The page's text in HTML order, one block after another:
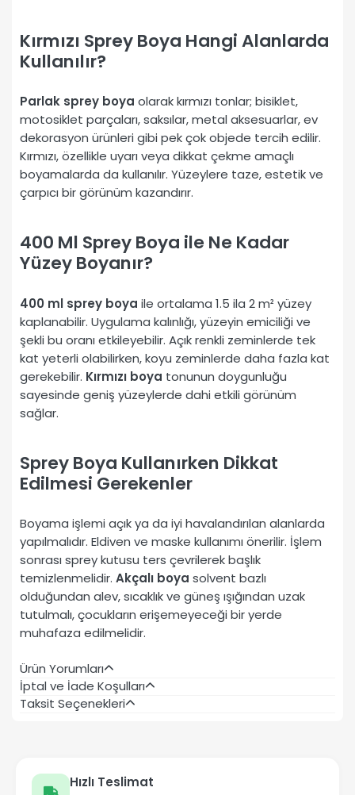
Kırmızı Sprey Boya Hangi Alanlarda
Kullanılır?
Parlak sprey boya olarak kırmızı tonlar; bisiklet,
motosiklet parçaları, saksılar, metal aksesuarlar, ev
dekorasyon ürünleri gibi pek çok objede tercih edilir.
Kırmızı, özellikle uyarı veya dikkat çekme amaçlı
boyamalarda da kullanılır. Yüzeylere taze, estetik ve
çarpıcı bir görünüm kazandırır.
400 Ml Sprey Boya ile Ne Kadar
Yüzey Boyanır?
400 ml sprey boya ile ortalama 1.5 ila 2 m² yüzey
kaplanabilir. Uygulama kalınlığı, yüzeyin emiciliği ve
şekli bu oranı etkileyebilir. Açık renkli zeminlerde tek
kat yeterli olabilirken, koyu zeminlerde daha fazla kat
gerekebilir. Kırmızı boya tonunun doygunluğu
sayesinde geniş yüzeylerde dahi etkili görünüm
sağlar.
Sprey Boya Kullanırken Dikkat
Edilmesi Gerekenler
Boyama işlemi açık ya da iyi havalandırılan alanlarda
yapılmalıdır. Eldiven ve maske kullanımı önerilir. İşlem
sonrası sprey kutusu ters çevrilerek başlık
temizlenmelidir. Akçalı boya solvent bazlı
olduğundan alev, sıcaklık ve güneş ışığından uzak
tutulmalı, çocukların erişemeyeceği bir yerde
muhafaza edilmelidir.
Ürün Yorumları
İptal ve İade Koşulları
Taksit Seçenekleri
Hızlı Teslimat